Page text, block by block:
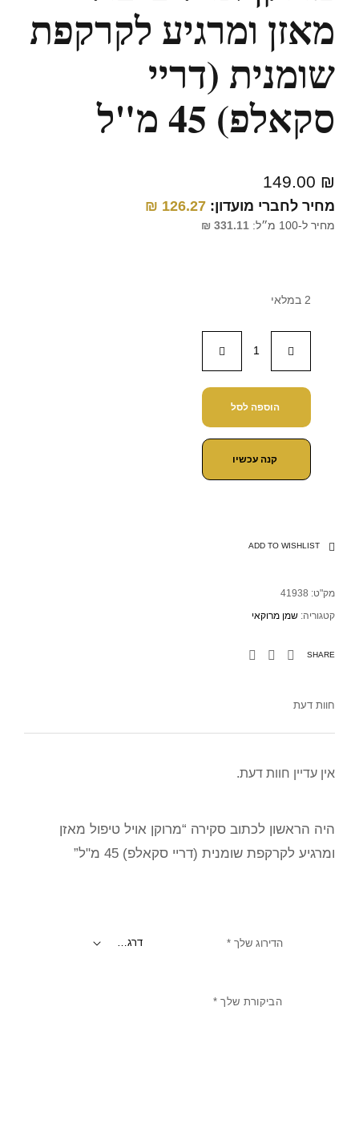
מאזן ומרגיע לקרקפת
שומנית (דריי
סקאלפ) 45 מ"ל
149.00 ₪
מחיר לחברי מועדון: 126.27
₪
מחיר ל-100 מ״ל: 331.11
₪
2 במלאי
הוספה לסל
קנה עכשיו
ADD TO WISHLIST
מק"ט: 41938
קטגוריה: שמן מרוקאי
SHARE
חוות דעת
אין עדיין חוות דעת.
היה הראשון לכתוב סקירה “מרוקן אויל טיפול מאזן
ומרגיע לקרקפת שומנית (דריי סקאלפ) 45 מ"ל”
הדירוג שלך *